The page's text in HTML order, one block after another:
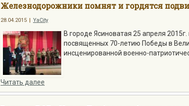
Железнодорожники помнят и гордятся
28.04.2015 YaCity
В городе Ясиноватая 25 апреля
посвященных 70-летию Победы в
инсценированной военно-
Читать далее